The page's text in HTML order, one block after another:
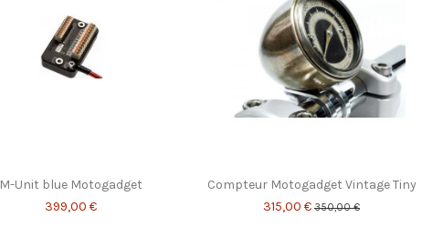
M-Unit blue Motogadget
399,00 €
Compteur Motogadget Vintage Tiny
315,00 € 350,00 €